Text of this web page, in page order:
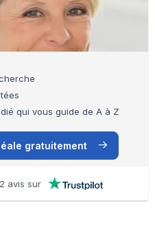
qui vous guide de A à Z
gratuitement
avis sur